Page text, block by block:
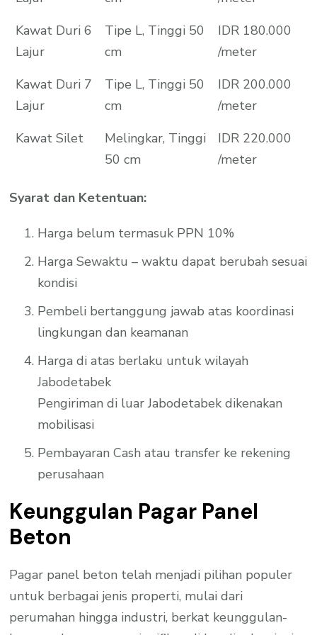
Kawat Duri 6
Lajur
Tipe L, Tinggi 50
cm
IDR 180.000
/meter
Kawat Duri 7
Lajur
Tipe L, Tinggi 50
cm
IDR 200.000
/meter
Kawat Silet
Melingkar, Tinggi
50 cm
IDR 220.000
/meter
Syarat dan Ketentuan:
Harga belum termasuk PPN 10%
Harga Sewaktu – waktu dapat berubah sesuai
kondisi
Pembeli bertanggung jawab atas koordinasi
lingkungan dan keamanan
Harga di atas berlaku untuk wilayah
Jabodetabek
Pengiriman di luar Jabodetabek dikenakan
mobilisasi
Pembayaran Cash atau transfer ke rekening
perusahaan
Keunggulan Pagar Panel
Beton
Pagar panel beton telah menjadi pilihan populer
untuk berbagai jenis properti, mulai dari
perumahan hingga industri, berkat keunggulan-